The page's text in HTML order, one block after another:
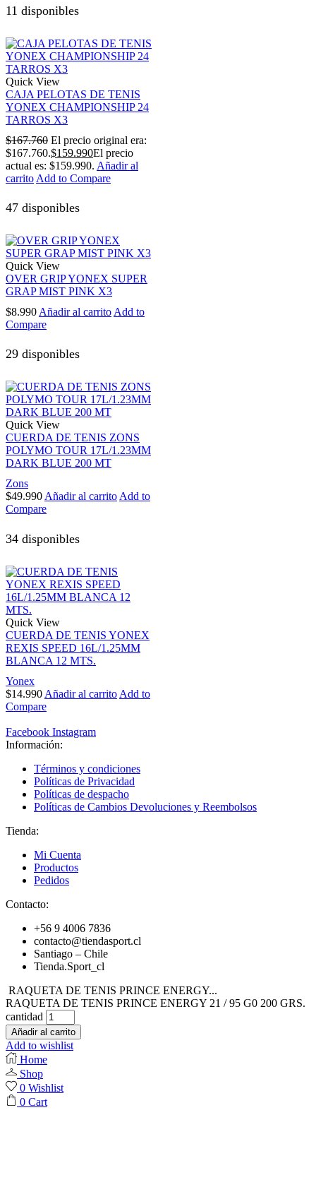
11 disponibles
Quick View
CAJA PELOTAS DE TENIS
YONEX CHAMPIONSHIP 24
TARROS X3
$167.760 El precio original era:
$167.760.$159.990El precio
actual es: $159.990. Añadir al
carrito Add to Compare
47 disponibles
Quick View
OVER GRIP YONEX SUPER
GRAP MIST PINK X3
$8.990 Añadir al carrito Add to
Compare
29 disponibles
Quick View
CUERDA DE TENIS ZONS
POLYMO TOUR 17L/1.23MM
DARK BLUE 200 MT
Zons
$49.990Añadir al carritoAdd to
Compare
34 disponibles
Quick View
CUERDA DE TENIS YONEX
REXIS SPEED 16L/1.25MM
BLANCA 12 MTS.
Yonex
$14.990 Añadir al carrito Add to
Compare
Facebook Instagram
Información:
Términos y condiciones
Políticas de Privacidad
Políticas de despacho
Políticas de Cambios Devoluciones y Reembolsos
Tienda:
Mi Cuenta
Productos
Pedidos
Contacto:
+56 9 4006 7836
contacto@tiendasport.cl
Santiago – Chile
Tienda.Sport_cl
RAQUETA DE TENIS PRINCE ENERGY...
RAQUETA DE TENIS PRINCE ENERGY 21 / 95 G0 200 GRS.
cantidad
Añadir al carrito
Add to wishlist
Home
Shop
0 Wishlist
0 Cart